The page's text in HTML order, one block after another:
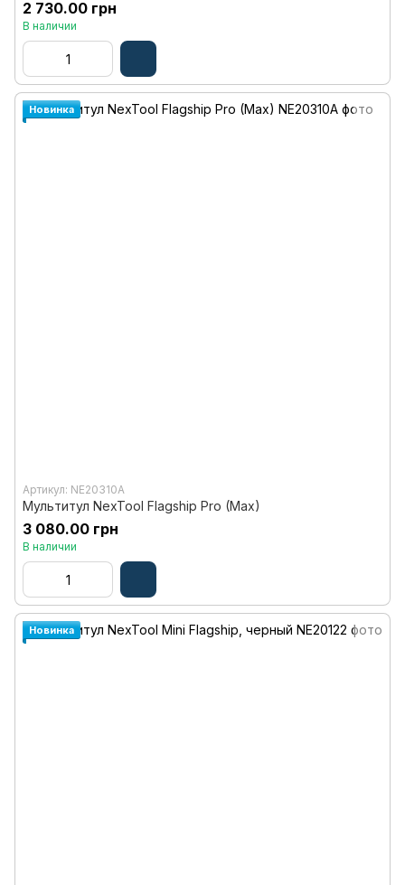
2 730.00 грн
В наличии
Новинка
Артикул: NE20310A
Мультитул NexTool Flagship Pro (Max)
3 080.00 грн
В наличии
Новинка